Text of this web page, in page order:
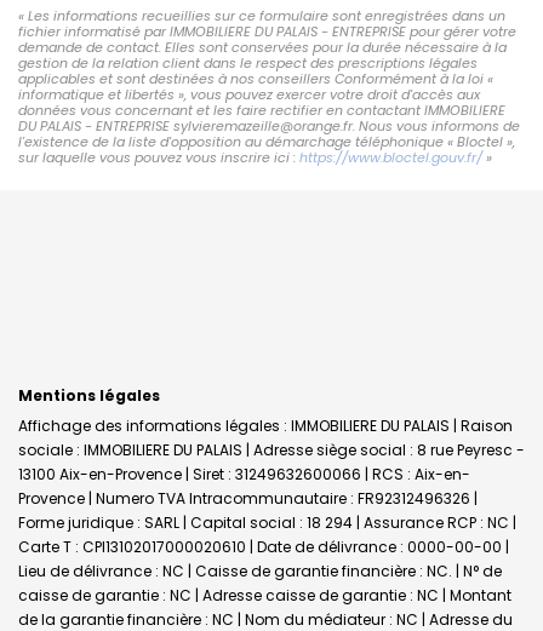
« Les informations recueillies sur ce formulaire sont enregistrées dans un
fichier informatisé par IMMOBILIERE DU PALAIS - ENTREPRISE pour gérer votre
demande de contact. Elles sont conservées pour la durée nécessaire à la
gestion de la relation client dans le respect des prescriptions légales
applicables et sont destinées à nos conseillers Conformément à la loi «
informatique et libertés », vous pouvez exercer votre droit d'accès aux
données vous concernant et les faire rectifier en contactant IMMOBILIERE
DU PALAIS - ENTREPRISE sylvieremazeille@orange.fr. Nous vous informons de
l'existence de la liste d'opposition au démarchage téléphonique « Bloctel »,
sur laquelle vous pouvez vous inscrire ici : https://www.bloctel.gouv.fr/»
Mentions légales
Affichage des informations légales : IMMOBILIERE DU PALAIS | Raison
sociale : IMMOBILIERE DU PALAIS | Adresse siège social : 8 rue Peyresc -
13100 Aix-en-Provence | Siret : 31249632600066 | RCS : Aix-en-
Provence | Numero TVA Intracommunautaire : FR92312496326 |
Forme juridique : SARL | Capital social : 18 294 | Assurance RCP : NC |
Carte T : CPI13102017000020610 | Date de délivrance : 0000-00-00 |
Lieu de délivrance : NC | Caisse de garantie financière : NC. | N° de
caisse de garantie : NC | Adresse caisse de garantie : NC | Montant
de la garantie financière : NC | Nom du médiateur : NC | Adresse du